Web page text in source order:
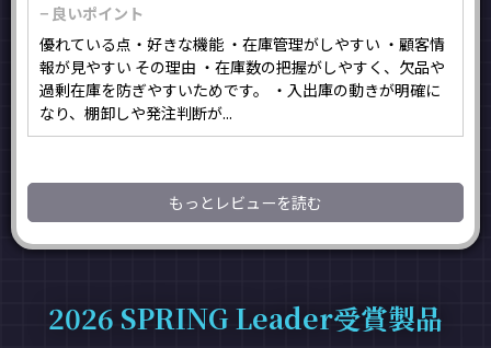
− 良いポイント
優れている点・好きな機能 ・在庫管理がしやすい ・顧客情
報が見やすい その理由 ・在庫数の把握がしやすく、欠品や
過剰在庫を防ぎやすいためです。 ・入出庫の動きが明確に
なり、棚卸しや発注判断が...
もっとレビューを読む
2026 SPRING Leader受賞製品